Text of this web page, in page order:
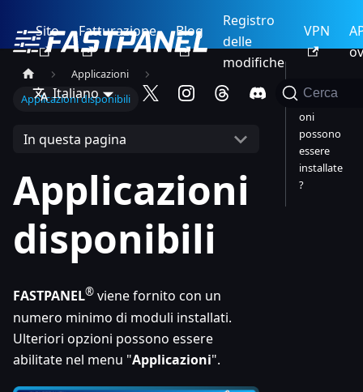
Sito Fatturazione Blog
Registro
delle
modifiche
VPN
Italiano Cerca
Applicazioni
Applicazioni disponibili
In questa pagina
Applicazioni
disponibili
FASTPANEL® viene fornito con un
numero minimo di moduli installati.
Ulteriori opzioni possono essere
abilitate nel menu "Applicazioni".
applicazi
oni
possono
essere
installate
?